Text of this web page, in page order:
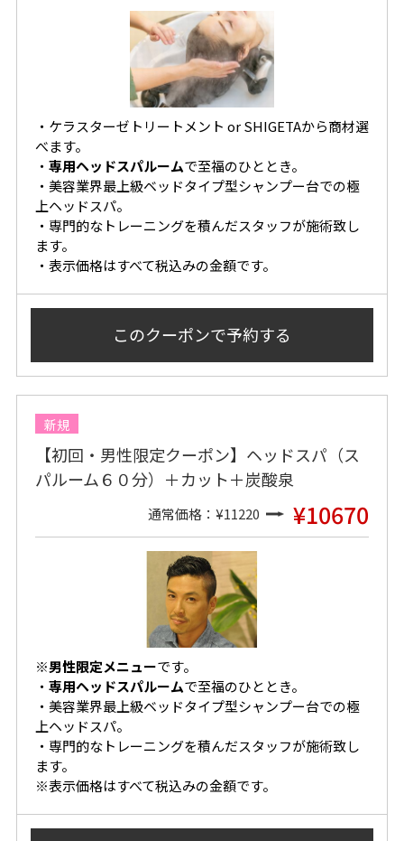
・ケラスターゼトリートメント or SHIGETAから商材選
べます。
・ 専用ヘッドスパルームで至福のひととき。
・美容業界最上級ベッドタイプ型シャンプー台での極
上ヘッドスパ。
・専門的なトレーニングを積んだスタッフが施術致し
ます。
・表示価格はすべて税込みの金額です。
このクーポンで予約する
新規
【初回・男性限定クーポン】ヘッドスパ（ス
パルーム６０分）＋カット＋炭酸泉
通常価格：¥11220 ¥10670
※男性限定メニューです。
・ 専用ヘッドスパルームで至福のひととき。
・美容業界最上級ベッドタイプ型シャンプー台での極
上ヘッドスパ。
・専門的なトレーニングを積んだスタッフが施術致し
ます。
※表示価格はすべて税込みの金額です。